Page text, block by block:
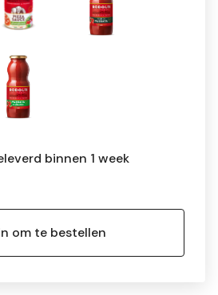
binnen 1 week
om te bestellen